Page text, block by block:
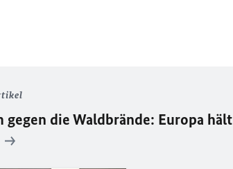
gegen die Waldbrände: Europa hält